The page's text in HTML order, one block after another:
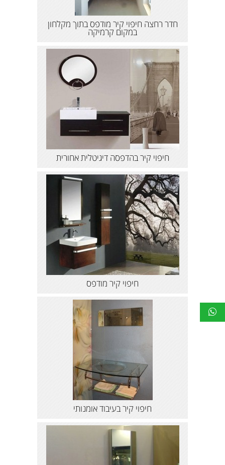
חדר רחצה חיפוי קיר מודפס בתוך מקלחון
במקום קרמיקה
חיפוי קיר בהדפסה דיגיטלית אחורית
חיפוי קיר מודפס
חיפוי קיר בעיבוד אומנותי